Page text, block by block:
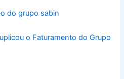
o Faturamento do Grupo